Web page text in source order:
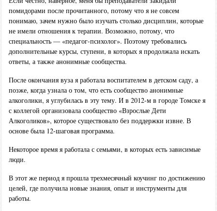
помидорами после прочитанного, потому что я не совсем
понимаю, зачем нужно было изучать столько дисциплин, которые
не имели отношения к терапии. Возможно, потому, что
специальность — «педагог-психолог». Поэтому требовались
дополнительные курсы, ступени, в которых я продолжала искать
ответы, а также анонимные сообщества.
После окончания вуза я работала воспитателем в детском саду, а
позже, когда узнала о том, что есть сообщество анонимные
алкоголики, я углубилась в эту тему. И в 2012-м в городе Томске я
с коллегой организовала сообщество «Взрослые Дети
Алкоголиков», которое существовало без поддержки извне. В
основе была 12-шаговая программа.
Некоторое время я работала с семьями, в которых есть зависимые
люди.
В этот же период я прошла трехмесячный коучинг по достижению
целей, где получила новые знания, опыт и инструменты для
работы.